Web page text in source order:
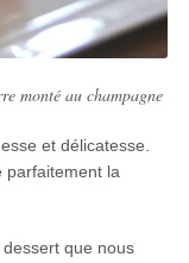
monté au champagne
et délicatesse.
parfaitement la
que nous